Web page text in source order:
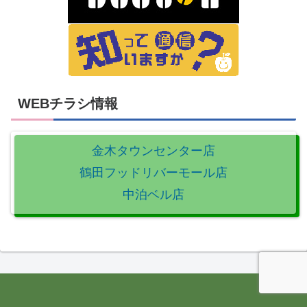
WEBチラシ情報
金木タウンセンター店
鶴田フッドリバーモール店
中泊ベル店